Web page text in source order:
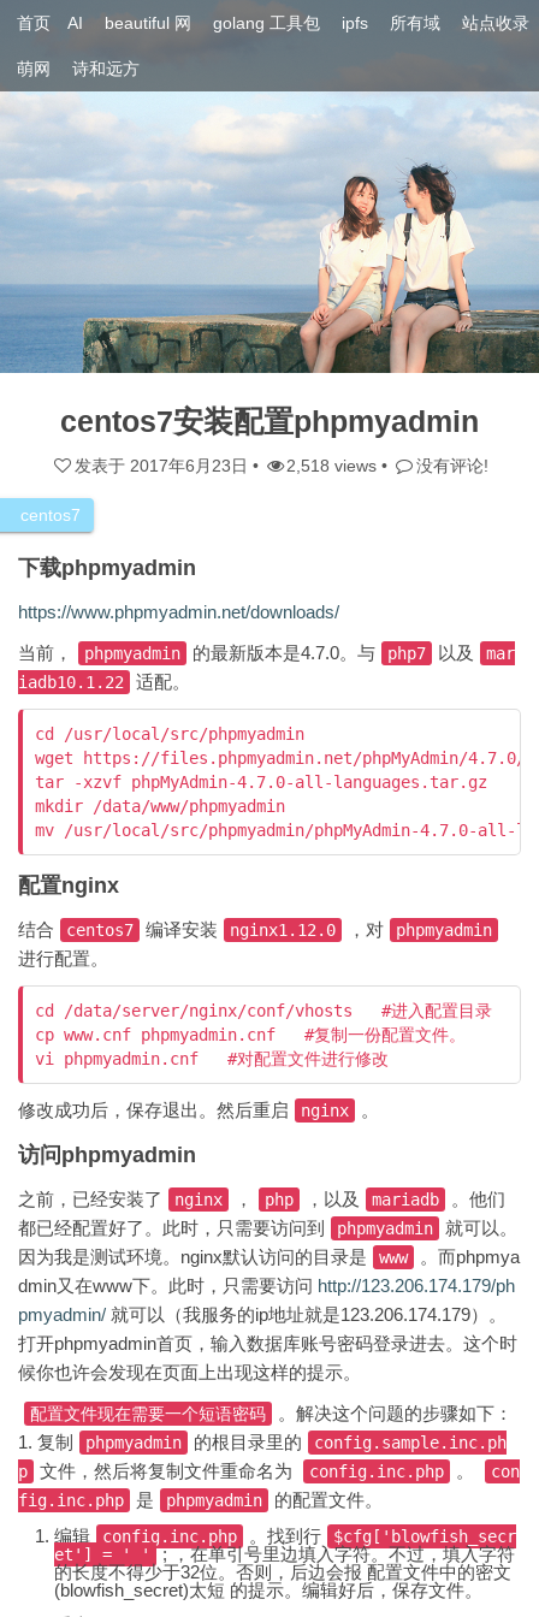
首页 AI beautiful 网 golang 工具包 ipfs 所有域 站点收录
萌网 诗和远方
centos7安装配置phpmyadmin
发表于 2017年6月23日 • 2,518 views • 没有评论!
centos7
下载phpmyadmin
https://www.phpmyadmin.net/downloads/
当前，
phpmyadmin 的最新版本是4.7.0。与 php7 以及
mar
iadb10.1.22
适配。
cd /usr/local/src/phpmyadmin
wget https://files.phpmyadmin.net/phpMyAdmin/4.7.0/
tar -xzvf phpMyAdmin-4.7.0-all-languages.tar.gz
mkdir /data/www/phpmyadmin
配置nginx
结合 centos7 编译安装 nginx1.12.0 ，对 phpmyadmin
进行配置。
cd /data/server/nginx/conf/vhosts   #进入配置目录
cp www.cnf phpmyadmin.cnf   #复制一份配置文件。
修改成功后，保存退出。然后重启 nginx 。
访问phpmyadmin
之前，已经安装了 nginx ， php ，以及 mariadb
。他们
都已经配置好了。此时，只需要访问到
phpmyadmin
就可以。
因为我是测试环境。nginx默认访问的目录是
www
。而phpmya
dmin又在www下。此时，只需要访问 http://123.206.174.179/ph
pmyadmin/ 就可以（我服务的ip地址就是123.206.174.179）。
打开phpmyadmin首页，输入数据库账号密码登录进去。这个时
候你也许会发现在页面上出现这样的提示。
配置文件现在需要一个短语密码
。解决这个问题的步骤如下：
1. 复制
phpmyadmin 的根目录里的
config.sample.inc.ph
p
文件，然后将复制文件重命名为 config.inc.php 。
con
fig.inc.php
是 phpmyadmin
的配置文件。
编辑
config.inc.php 。找到行
$cfg['blowfish_secr
et'] = ' '
; ，在单引号里边填入字符。不过，填入字符
的长度不得少于32位。否则，后边会报 配置文件中的密文
(blowfish_secret)太短 的提示。编辑好后，保存文件。